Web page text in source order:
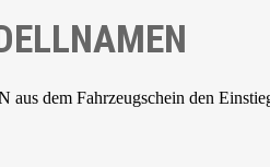
dem Fahrzeugschein den